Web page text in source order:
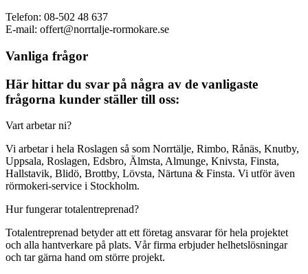
Telefon: 08-502 48 637
E-mail: offert@norrtalje-rormokare.se
Vanliga frågor
Här hittar du svar på några av de vanligaste
frågorna kunder ställer till oss:
Vart arbetar ni?
Vi arbetar i hela Roslagen så som Norrtälje, Rimbo, Rånäs, Knutby,
Uppsala, Roslagen, Edsbro, Älmsta, Almunge, Knivsta, Finsta,
Hallstavik, Blidö, Brottby, Lövsta, Närtuna & Finsta. Vi utför även
rörmokeri-service i Stockholm.
Hur fungerar totalentreprenad?
Totalentreprenad betyder att ett företag ansvarar för hela projektet
och alla hantverkare på plats. Vår firma erbjuder helhetslösningar
och tar gärna hand om större projekt.